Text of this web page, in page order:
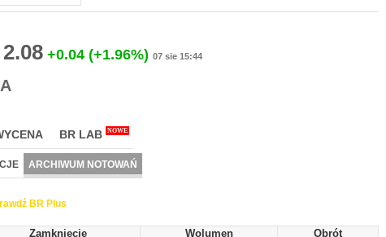
2.08 +0.04 (+1.96%) 07 sie 15:44
BR LAB NOWE
ARCHIWUM NOTOWAŃ
BR Plus
Zamknięcie Wolumen Obrót